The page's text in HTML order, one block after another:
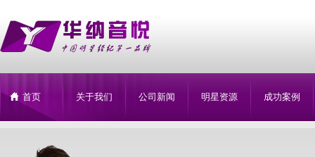
首页 关于我们 公司新闻 明星资源 成功案例